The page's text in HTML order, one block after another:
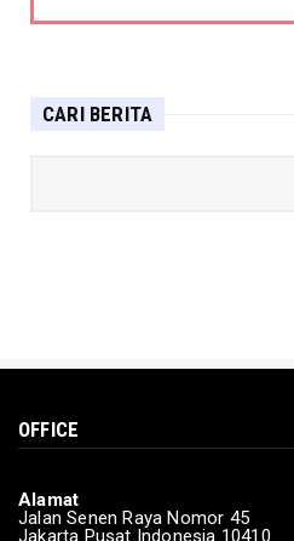
Sandiaga: Pemerintah
CARI BERITA
OFFICE
Alamat
Jalan Senen Raya Nomor 45
Jakarta Pusat Indonesia 10410